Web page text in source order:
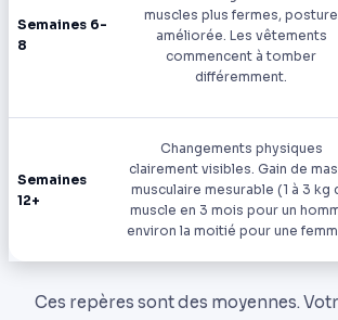
Semaines 6-
8
muscles plus fermes, posture
améliorée. Les vêtements
commencent à tomber
différemment.
Semaines
12+
Changements physiques
clairement visibles. Gain de
musculaire mesurable (1 à 3 kg
muscle en 3 mois pour un
environ la moitié pour une
Ces repères sont des moyennes.